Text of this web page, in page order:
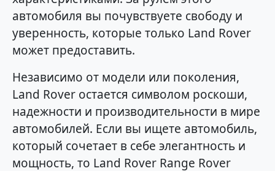
автомобиля вы почувствуете свободу и
уверенность, которые только Land Rover
может предоставить.
Независимо от модели или поколения,
Land Rover остается символом роскоши,
надежности и производительности в мире
автомобилей. Если вы ищете автомобиль,
который сочетает в себе элегантность и
мощность, то Land Rover Range Rover